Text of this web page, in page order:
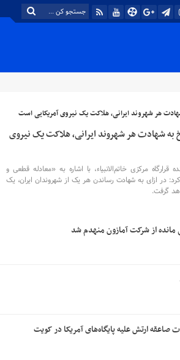
به شهادت هر شهروند ایرانی، هلاکت یک نیروی
قرارگاه مرکزی خاتم‌الانبیاء، با اشاره به «معادله قطعی و
کرد: در ازای به شهادت رساندن هر یک از شهروندان ایران، یک
گرفت.
مانده از شرکت آمازون منهدم شد